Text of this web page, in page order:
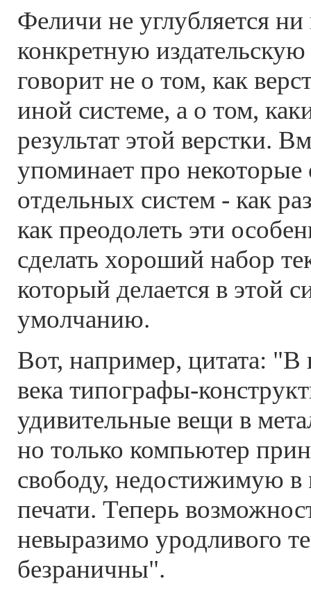
Феличи не углубляется
конкретную
говорит не о том, как
иной системе, а о том,
результат этой верстки.
упоминает про некоторые
отдельных систем - как
как преодолеть эти
сделать хороший набор
который делается в этой
умолчанию.
Вот, например, цитата: "В
века типографы-
удивительные вещи в
но только компьютер
свободу, недостижимую в
печати. Теперь
невыразимо уродливого
безраничны".